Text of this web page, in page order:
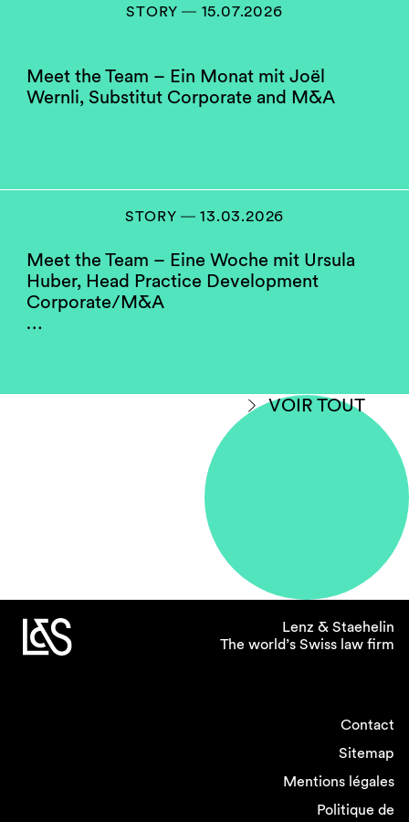
STORY ― 15.07.2026
Meet the Team – Ein Monat mit Joël
Wernli, Substitut Corporate and M&A
STORY ― 13.03.2026
Meet the Team – Eine Woche mit Ursula
Huber, Head Practice Development
Corporate/M&A
…
VOIR TOUT
Lenz & Staehelin
The world’s Swiss law firm
Contact
Sitemap
Mentions légales
Politique de